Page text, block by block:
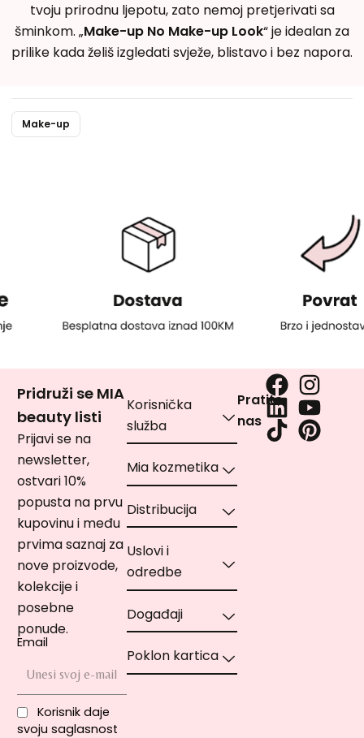
tvoju prirodnu ljepotu, zato nemoj pretjerivati sa
šminkom. „Make-up No Make-up Look“ je idealan za
prilike kada želiš izgledati svježe, blistavo i bez napora.
Make-up
Pridruži se MIA
beauty listi
Prijavi se na
newsletter,
ostvari 10%
popusta na prvu
kupovinu i među
prvima saznaj za
nove proizvode,
kolekcije i
posebne
ponude.
Email
Korisnik daje
svoju saglasnost
Korisnička
služba
Mia kozmetika
Distribucija
Uslovi i
odredbe
Događaji
Poklon kartica
Pratite
nas